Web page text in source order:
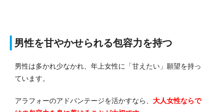
男性を甘やかせられる包容力を持つ
男性は多かれ少なかれ、年上女性に「甘えたい」願望を持っ
ています。
アラフォーのアドバンテージを活かすなら、 大人女性ならで